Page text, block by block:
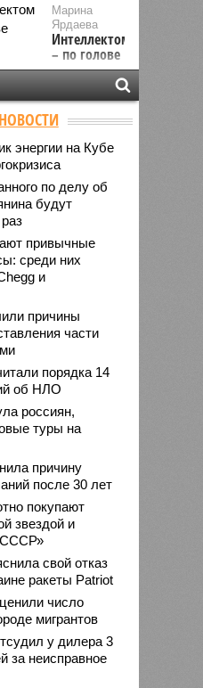
Марина
Ярдаева
Интеллектом
– по голове
энергии на Кубе
по делу об
будут
привычные
среди них
и
причины
части
порядка 14
об НЛО
россиян,
туры на
причину
после 30 лет
покупают
звездой и
СССР»
свой отказ
ракеты Patriot
число
мигрантов
у дилера 3
за неисправное